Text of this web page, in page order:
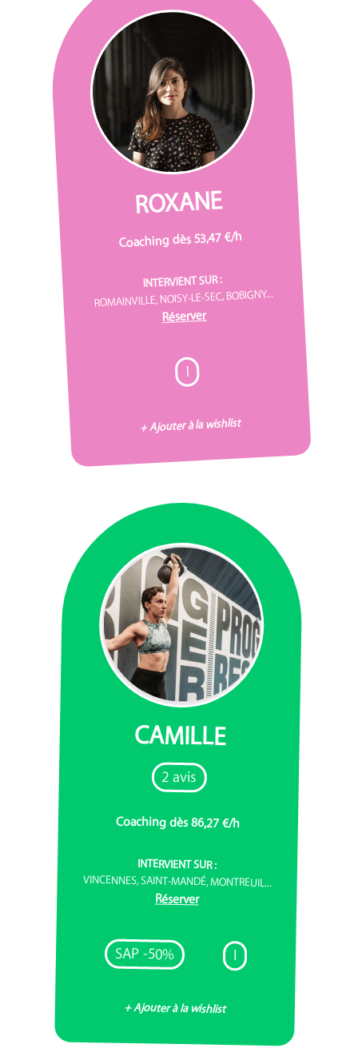
ROXANE
Coaching dès 53,47 €/h
INTERVIENT SUR :
ROMAINVILLE, NOISY-LE-SEC, BOBIGNY...
Réserver
I
+ Ajouter à la wishlist
CAMILLE
2 avis
Coaching dès 86,27 €/h
INTERVIENT SUR :
VINCENNES, SAINT-MANDÉ, MONTREUIL...
Réserver
SAP -50% I
+ Ajouter à la wishlist